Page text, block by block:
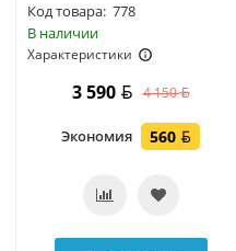
Код товара: 778
В наличии
Характеристики
3 590 4 150
Экономия 560